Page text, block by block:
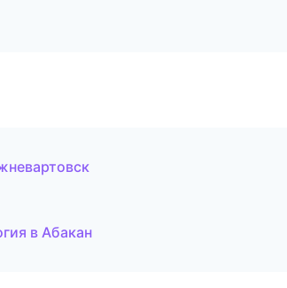
в Абакан